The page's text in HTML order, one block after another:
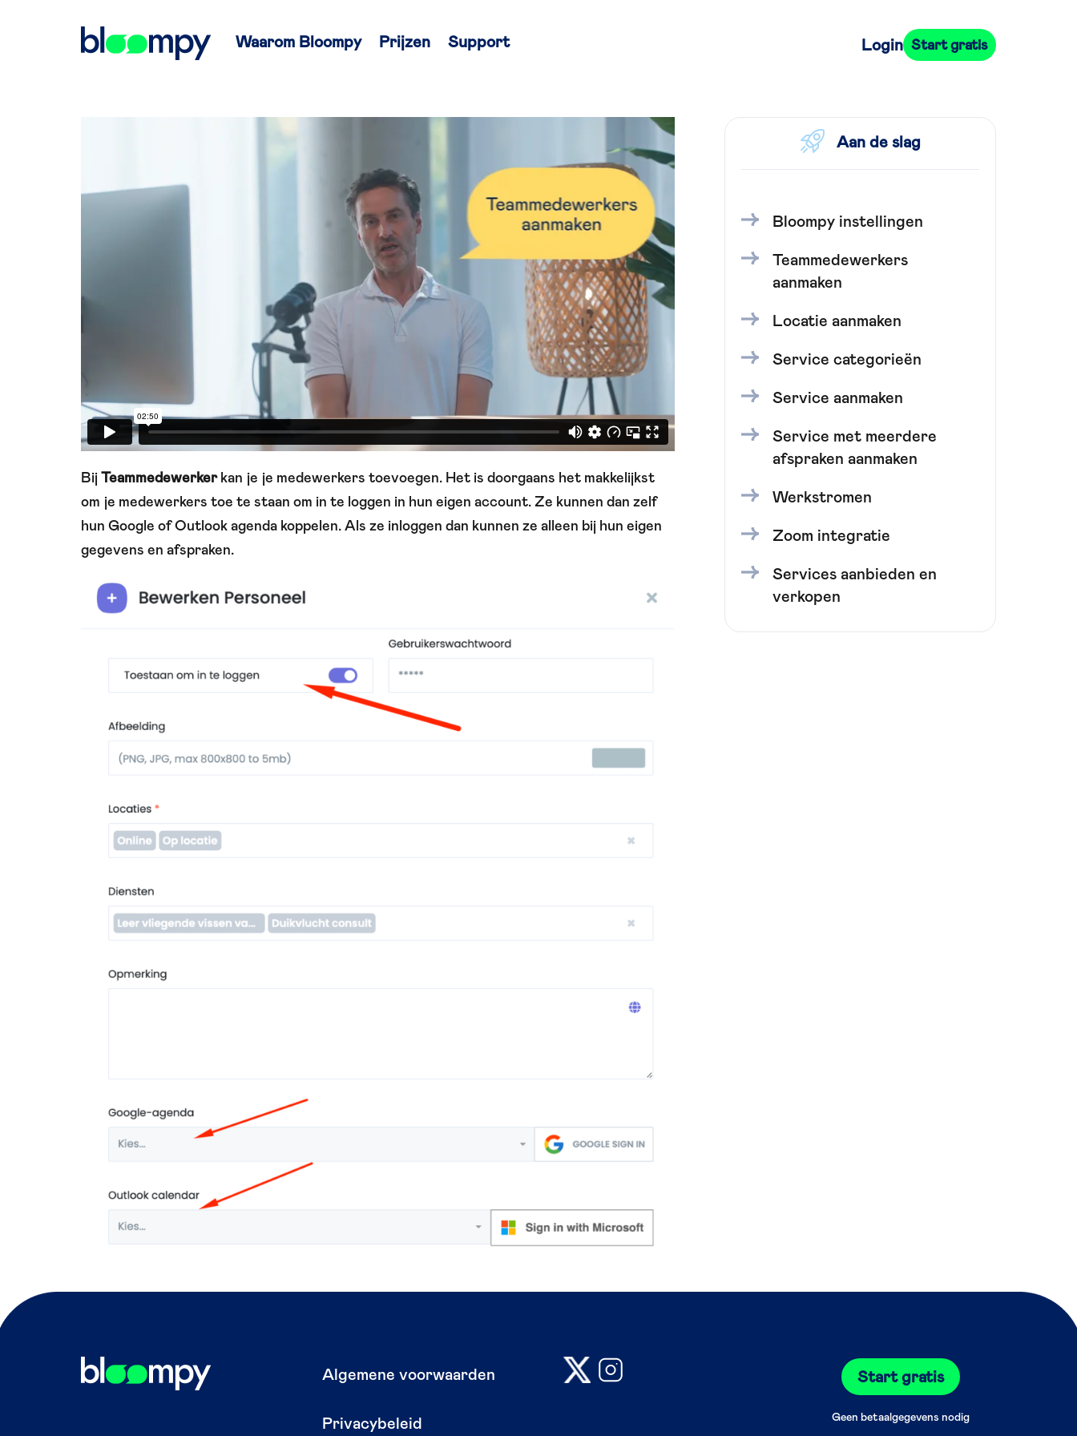
Waarom Bloompy Prijzen Support Start gratis
Login
BijTeammedewerkerkan je je medewerkers toevoegen. Het is doorgaans het makkelijkst
om je medewerkers toe te staan om in te loggen in hun eigen account. Ze kunnen dan zelf
hun Google of Outlook agenda koppelen. Als ze inloggen dan kunnen ze alleen bij hun eigen
gegevens en afspraken.
Aan de slag
Bloompy instellingen
Teammedewerkers
aanmaken
Locatie aanmaken
Service categorieën
Service aanmaken
Service met meerdere
afspraken aanmaken
Werkstromen
Zoom integratie
Services aanbieden en
verkopen
Algemene voorwaarden
Privacybeleid
Start gratis
Geen betaalgegevens nodig